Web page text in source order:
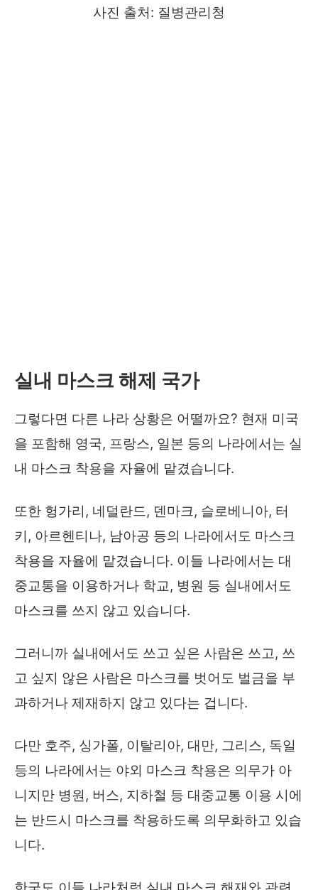
사진 출처: 질병관리청
실내 마스크 해제 국가
그렇다면 다른 나라 상황은 어떨까요? 현재 미국
을 포함해 영국, 프랑스, 일본 등의 나라에서는 실
내 마스크 착용을 자율에 맡겼습니다.
또한 헝가리, 네덜란드, 덴마크, 슬로베니아, 터
키, 아르헨티나, 남아공 등의 나라에서도 마스크
착용을 자율에 맡겼습니다. 이들 나라에서는 대
중교통을 이용하거나 학교, 병원 등 실내에서도
마스크를 쓰지 않고 있습니다.
그러니까 실내에서도 쓰고 싶은 사람은 쓰고, 쓰
고 싶지 않은 사람은 마스크를 벗어도 벌금을 부
과하거나 제재하지 않고 있다는 겁니다.
다만 호주, 싱가폴, 이탈리아, 대만, 그리스, 독일
등의 나라에서는 야외 마스크 착용은 의무가 아
니지만 병원, 버스, 지하철 등 대중교통 이용 시에
는 반드시 마스크를 착용하도록 의무화하고 있습
니다.